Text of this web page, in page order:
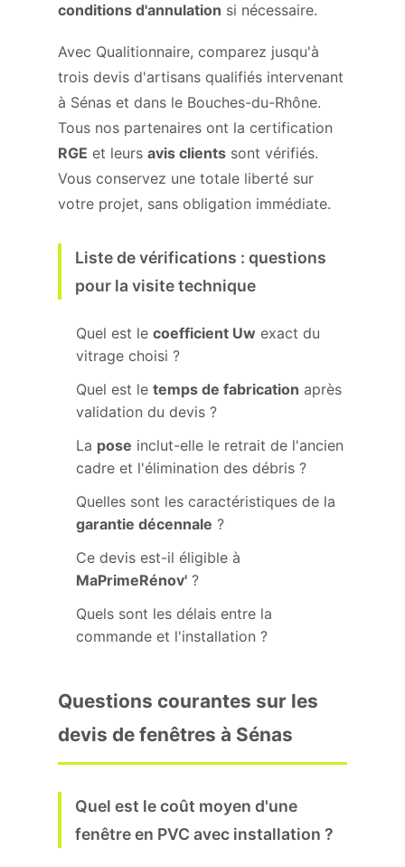
conditions d'annulation si nécessaire.
Avec Qualitionnaire, comparez jusqu'à
trois devis d'artisans qualifiés intervenant
à Sénas et dans le Bouches-du-Rhône.
Tous nos partenaires ont la certification
RGE et leurs avis clients sont vérifiés.
Vous conservez une totale liberté sur
votre projet, sans obligation immédiate.
Liste de vérifications : questions
pour la visite technique
Quel est le coefficient Uw exact du
vitrage choisi ?
Quel est le temps de fabrication après
validation du devis ?
La pose inclut-elle le retrait de l'ancien
cadre et l'élimination des débris ?
Quelles sont les caractéristiques de la
garantie décennale ?
Ce devis est-il éligible à
MaPrimeRénov' ?
Quels sont les délais entre la
commande et l'installation ?
Questions courantes sur les
devis de fenêtres à Sénas
Quel est le coût moyen d'une
fenêtre en PVC avec installation ?